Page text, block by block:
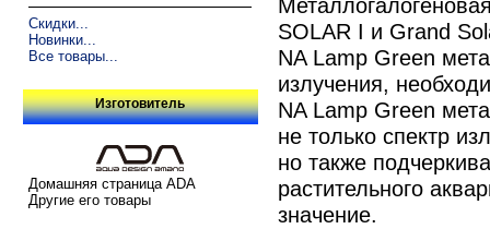
Скидки...
Новинки...
Все товары...
Изготовитель
Домашняя страница ADA
Другие его товары
SOLAR I и Grand
NA Lamp Green
излучения,
NA Lamp Green
не только спектр
но также
растительного
значение.